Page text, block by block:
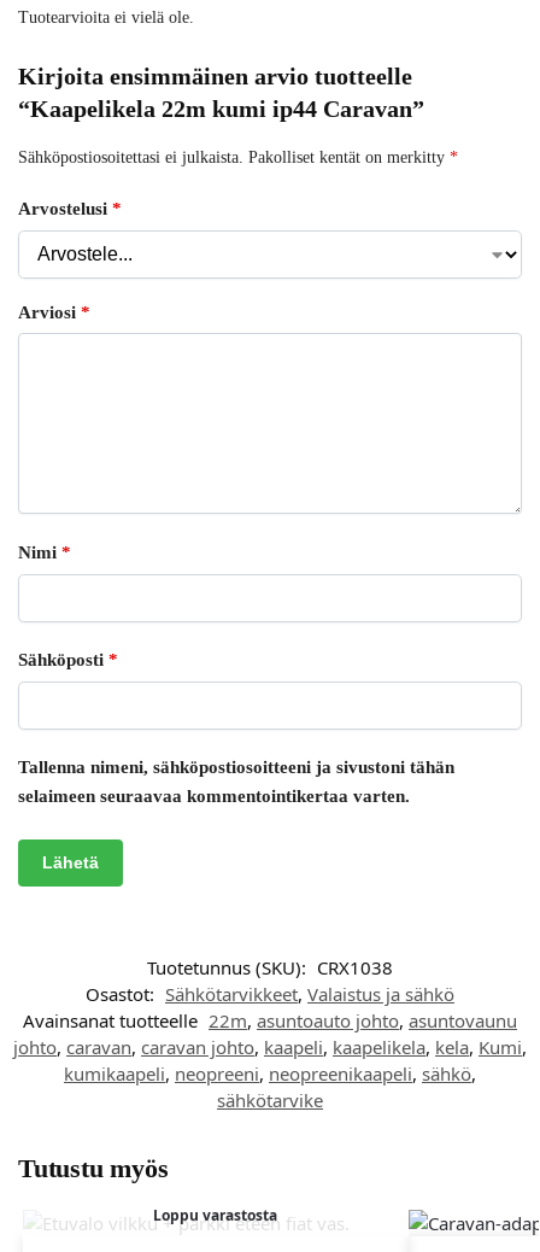
Tuotearvioita ei vielä ole.
Kirjoita ensimmäinen arvio tuotteelle
“Kaapelikela 22m kumi ip44 Caravan”
Sähköpostiosoitettasi ei julkaista. Pakolliset kentät on merkitty *
Arvostelusi *
Arviosi *
Nimi *
Sähköposti *
Tallenna nimeni, sähköpostiosoitteeni ja sivustoni tähän
selaimeen seuraavaa kommentointikertaa varten.
Tuotetunnus (SKU): CRX1038
Osastot: Sähkötarvikkeet, Valaistus ja sähkö
Avainsanat tuotteelle 22m, asuntoauto johto, asuntovaunu
johto, caravan, caravan johto, kaapeli, kaapelikela, kela, Kumi,
kumikaapeli, neopreeni, neopreenikaapeli, sähkö,
sähkötarvike
Tutustu myös
Loppu varastosta